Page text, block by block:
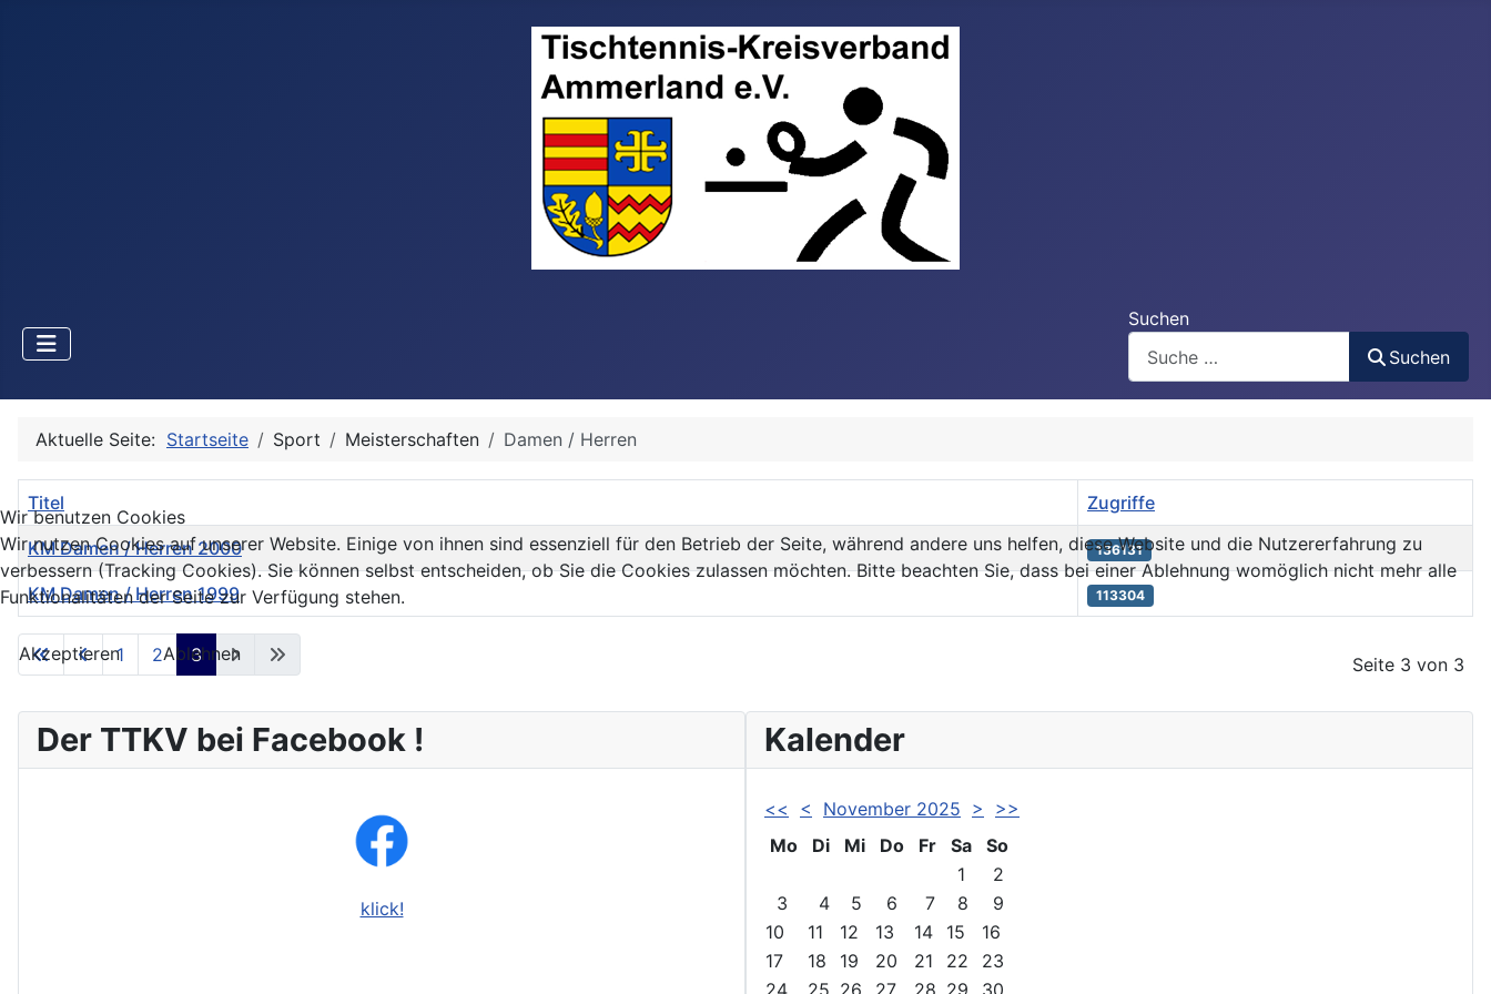
Suchen
Suchen
Aktuelle Seite: Startseite Sport Meisterschaften Damen / Herren
Beiträge
Titel Zugriffe
KM Damen / Herren 2000 136131
KM Damen / Herren 1999 113304
Seite 3 von 3
1 2 3
Der TTKV bei Facebook !
klick!
Kalender
<< < November 2025 >
>>
Mo
Di Mi Do Fr Sa
So
1
2
3
4 5 6 7 8
9
10
11 12 13 14 15
16
17
18 19 20 21 22
23
Wir benutzen Cookies
Wir nutzen Cookies auf unserer Website. Einige von ihnen sind essenziell für den Betrieb der Seite, während andere uns helfen, diese Website und die Nutzererfahrung zu
verbessern (Tracking Cookies). Sie können selbst entscheiden, ob Sie die Cookies zulassen möchten. Bitte beachten Sie, dass bei einer Ablehnung womöglich nicht mehr alle
Funktionalitäten der Seite zur Verfügung stehen.
Akzeptieren Ablehnen